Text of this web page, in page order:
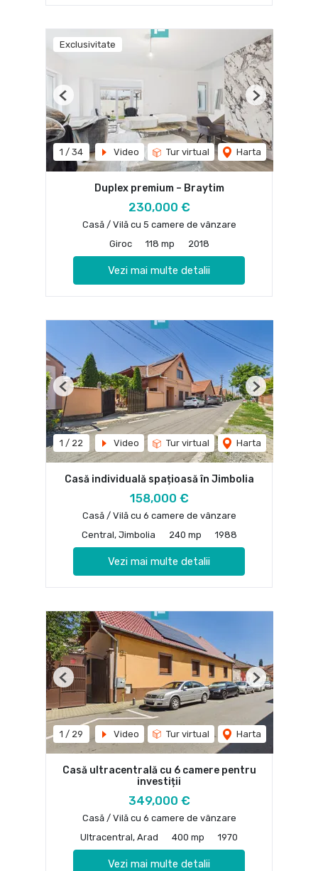
Exclusivitate
1 / 34 Video Tur virtual Harta
Previous Next
Duplex premium – Braytim
230,000 €
Casă / Vilă cu 5 camere de vânzare
Giroc
118 mp 2018
Vezi mai multe detalii
1 / 22 Video Tur virtual Harta
Previous Next
Casă individuală spațioasă în Jimbolia
158,000 €
Casă / Vilă cu 6 camere de vânzare
Central, Jimbolia
240 mp 1988
Vezi mai multe detalii
1 / 29 Video Tur virtual Harta
Previous Next
Casă ultracentrală cu 6 camere pentru
investiții
349,000 €
Casă / Vilă cu 6 camere de vânzare
Ultracentral, Arad
400 mp 1970
Vezi mai multe detalii